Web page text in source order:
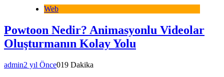
Web
Powtoon Nedir? Animasyonlu Videolar
Oluşturmanın Kolay Yolu
admin2 yıl Önce019 Dakika